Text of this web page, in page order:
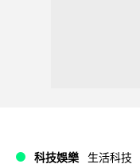
科技娛樂 生活科技